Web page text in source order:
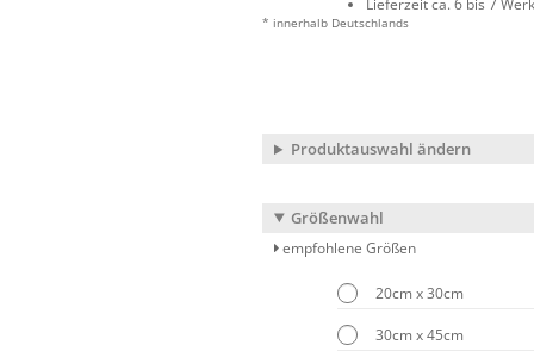
Lieferzeit ca. 6 bis 7
* innerhalb Deutschlands
Produktauswahl ändern
Größenwahl
empfohlene Größen
20cm x 30cm
30cm x 45cm